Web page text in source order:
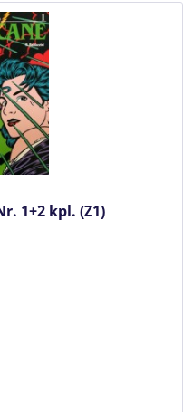
1+2 kpl. (Z1)